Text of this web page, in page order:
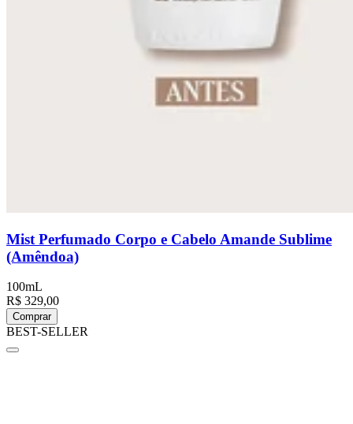
Mist Perfumado Corpo e Cabelo Amande Sublime
(Amêndoa)
100mL
R$ 329,00
Comprar
BEST-SELLER